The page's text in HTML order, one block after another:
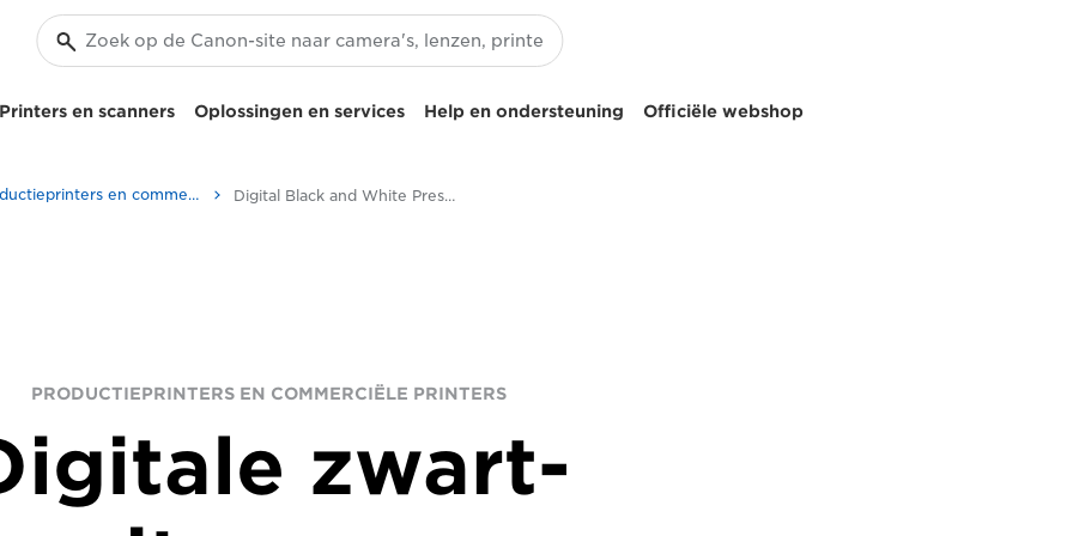
Printers en scanners Oplossingen en services Help en ondersteuning Officiële webshop
Productieprinters en commerciële printers Digital Black and White Presses
PRODUCTIEPRINTERS EN COMMERCIËLE PRINTERS
zwart-